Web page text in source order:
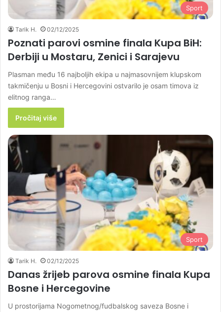
Sport
Tarik H. 02/12/2025
Poznati parovi osmine finala Kupa BiH:
Derbiji u Mostaru, Zenici i Sarajevu
Plasman među 16 najboljih ekipa u najmasovnijem klupskom
takmičenju u Bosni i Hercegovini ostvarilo je osam timova iz
elitnog ranga…
Pročitaj više
Sport
Tarik H. 02/12/2025
Danas žrijeb parova osmine finala Kupa
Bosne i Hercegovine
U prostorijama Nogometnog/fudbalskog saveza Bosne i